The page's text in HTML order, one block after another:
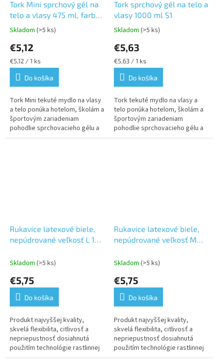
Tork Mini sprchový gél na
telo a vlasy 475 ml, farba
modrá S1,S2,S4
Priemerné
produktu
je
5,0
5
hviezdičiek.
Skladom (>5 ks)
€5,12
Jednotková
cena:
€5,12 / 1 ks
Do košíka
Tork Mini tekuté mydlo na vlasy
a telo ponúka hotelom, školám a
športovým zariadeniam
pohodlie sprchovacieho gélu a
šampónu v jednom efektívnom
Tork sprchový gél na telo a
vlasy 1000 ml S1
Priemerné
produktu
je
5,0
5
hviezdičiek.
Skladom (>5 ks)
€5,63
Jednotková
cena:
€5,63 / 1 ks
Do košíka
Tork tekuté mydlo na vlasy a
telo ponúka hotelom, školám a
športovým zariadeniam
pohodlie sprchovacieho gélu a
šampónu v jednom efektívnom
Rukavice latexové biele,
nepúdrované veľkosť L 100
Skladom (>5 ks)
€5,75
Do košíka
Produkt najvyššej kvality,
skvelá flexibilita, citlivosť a
nepriepustnosť dosiahnutá
použitím technológie rastlinnej
výroby a vybraných surovín
Rukavice latexové biele,
nepúdrované veľkosť M
Skladom (>5 ks)
€5,75
Do košíka
Produkt najvyššej kvality,
skvelá flexibilita, citlivosť a
nepriepustnosť dosiahnutá
použitím technológie rastlinnej
výroby a vybraných surovín